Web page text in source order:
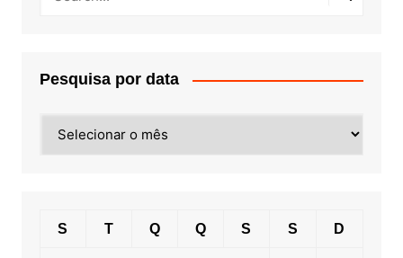
Pesquisa por data
por
S T Q Q S S D